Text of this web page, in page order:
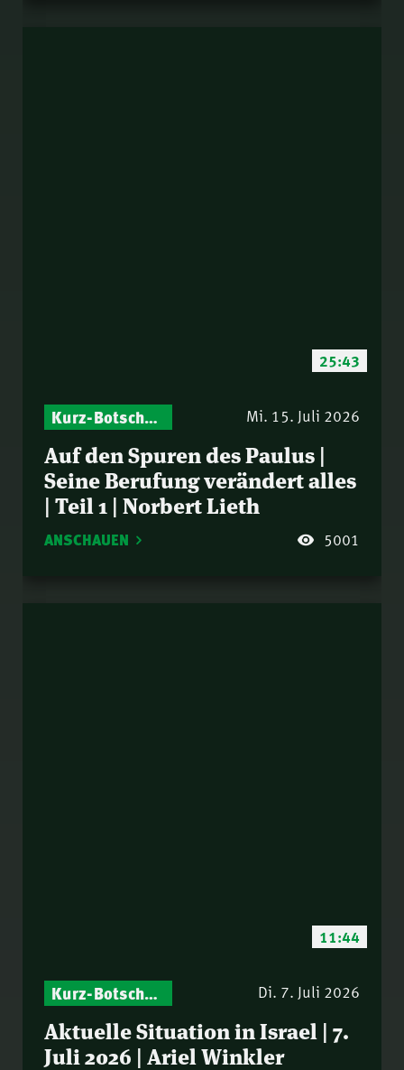
25:43
Kurz-Botschaften – Biblische Impulse mit Zukunft im Blick Mi. 15. Juli 2026
Auf den Spuren des Paulus |
Seine Berufung verändert alles
| Teil 1 | Norbert Lieth
ANSCHAUEN 5001
11:44
Israel – Biblische Perspektiven & aktuelle Einordnungen
Kurz-Botschaften – Biblische Impulse mit Zukunft im Blick Di. 7. Juli 2026
Aktuelle Situation in Israel | 7.
Juli 2026 | Ariel Winkler